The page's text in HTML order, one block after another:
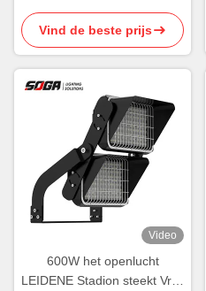
Stadionlichten 600W Sporten
Aansteken
Vind de beste prijs
Video
600W het openlucht
LEIDENE Stadion steekt Vrije